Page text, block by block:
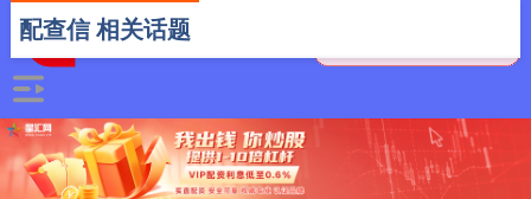
配查信 相关话题